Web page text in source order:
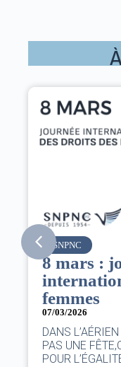
SNPNC
8 mars :
femmes
07/03/2026
DANS
PAS UNE
POUR